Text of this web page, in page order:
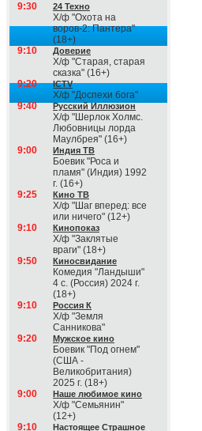
9:30 24 Техно
Х/ф "Охота на
воров-2: Пантера"
(18+)
9:10
Доверие
Х/ф "Старая, старая
сказка" (16+)
9:20
ICTV
Х/ф "Доспехи бога"
9:40
Русский Иллюзион
Х/ф "Шерлок Холмс.
Любовницы лорда
Маулбрея" (16+)
9:00
Индия ТВ
Боевик "Роса и
пламя" (Индия) 1992
г. (16+)
9:25
Кино ТВ
Х/ф "Шаг вперед: все
или ничего" (12+)
9:10
Кинопоказ
Х/ф "Заклятые
враги" (18+)
9:50
Киносвидание
Комедия "Ландыши"
4 с. (Россия) 2024 г.
(18+)
9:10
Россия К
Х/ф "Земля
Санникова"
9:20
Мужское кино
Боевик "Под огнем"
(США -
Великобритания)
2025 г. (18+)
9:00
Наше любимое кино
Х/ф "Семьянин"
(12+)
9:10
Настоящее Страшное